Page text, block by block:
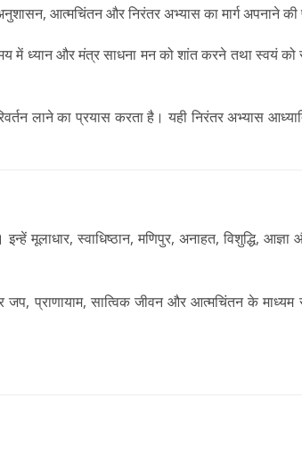
आत्मचिंतन और निरंतर अभ्यास का मार्ग अपनाने की
में ध्यान और मंत्र साधना मन को शांत करने तथा स्वयं
लाने का प्रयास करता है। यही निरंतर अभ्यास
मूलाधार, स्वाधिष्ठान, मणिपुर, अनाहत, विशुद्धि,
प्राणायाम, सात्विक जीवन और आत्मचिंतन के